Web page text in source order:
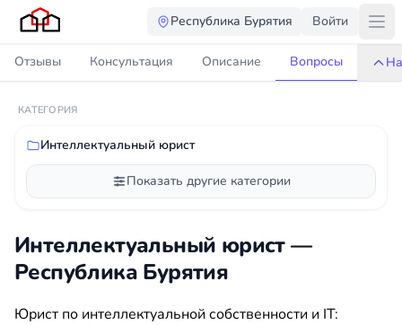
Республика Бурятия Войти
Отзывы Консультация Описание Вопросы
КАТЕГОРИЯ
Интеллектуальный юрист
Показать другие категории
Интеллектуальный юрист —
Республика Бурятия
Юрист по интеллектуальной собственности и IT: